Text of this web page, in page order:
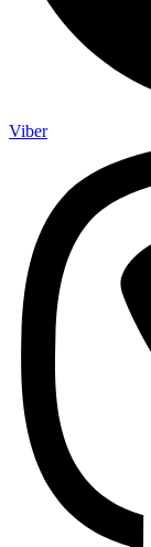
Viber